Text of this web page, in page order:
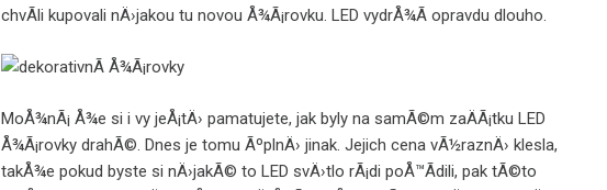
chvÃ­li kupovali nÄ›jakou tu novou Å¾Ã¡rovku. LED vydrÅ¾Ã­ opravdu dlouho.
MoÅ¾nÃ¡ Å¾e si i vy jeÅ¡tÄ› pamatujete, jak byly na samÃ©m zaÄÃ¡tku LED
Å¾Ã¡rovky drahÃ©. Dnes je tomu ÃºplnÄ› jinak. Jejich cena vÃ½raznÄ› klesla,
takÅ¾e pokud byste si nÄ›jakÃ© to LED svÄ›tlo rÃ¡di poÅ™Ã­dili, pak tÃ©to